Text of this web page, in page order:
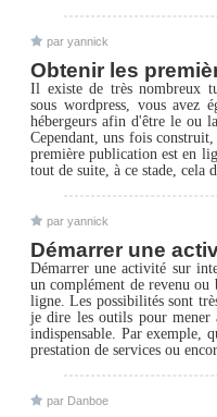
par yannick
Obtenir les
Il existe de très nombreux
sous wordpress, vous avez
hébergeurs afin d'être le ou
Cependant, uns fois
première publication est en
tout de suite, à ce stade, cela
par yannick
Démarrer une
Démarrer une activité sur
un complément de revenu ou
ligne. Les possibilités sont
je dire les outils pour mener
indispensable. Par exemple,
prestation de services ou
par Danboe